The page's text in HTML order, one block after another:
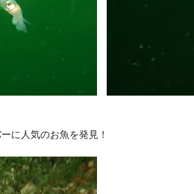
に人気のお魚を発見！